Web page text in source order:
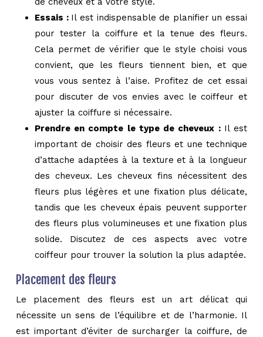
Essais : Il est indispensable de planifier un essai
pour tester la coiffure et la tenue des fleurs.
Cela permet de vérifier que le style choisi vous
convient, que les fleurs tiennent bien, et que
vous vous sentez à l’aise. Profitez de cet essai
pour discuter de vos envies avec le coiffeur et
ajuster la coiffure si nécessaire.
Prendre en compte le type de cheveux : Il est
important de choisir des fleurs et une technique
d’attache adaptées à la texture et à la longueur
des cheveux. Les cheveux fins nécessitent des
fleurs plus légères et une fixation plus délicate,
tandis que les cheveux épais peuvent supporter
des fleurs plus volumineuses et une fixation plus
solide. Discutez de ces aspects avec votre
coiffeur pour trouver la solution la plus adaptée.
Placement des fleurs
Le placement des fleurs est un art délicat qui
nécessite un sens de l’équilibre et de l’harmonie. Il
est important d’éviter de surcharger la coiffure, de